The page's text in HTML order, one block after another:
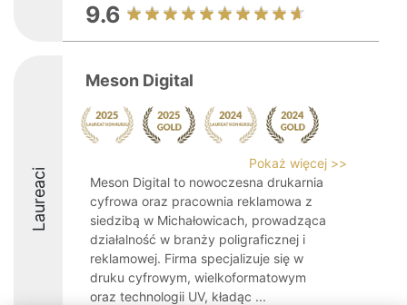
9.6
Laureaci
Meson Digital
Pokaż więcej >>
Meson Digital to nowoczesna drukarnia
cyfrowa oraz pracownia reklamowa z
siedzibą w Michałowicach, prowadząca
działalność w branży poligraficznej i
reklamowej. Firma specjalizuje się w
druku cyfrowym, wielkoformatowym
oraz technologii UV, kładąc ...